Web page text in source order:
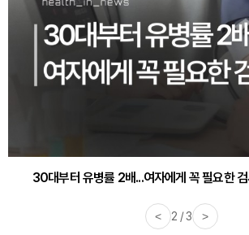
감기·독감 예방하고 면역력 높이는 4가지
< 3 / 3 >